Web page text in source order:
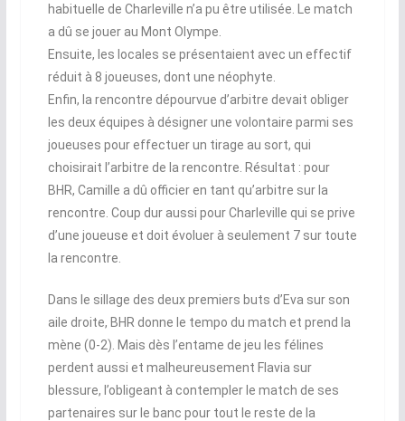
habituelle de Charleville n’a pu être utilisée. Le match
a dû se jouer au Mont Olympe.
Ensuite, les locales se présentaient avec un effectif
réduit à 8 joueuses, dont une néophyte.
Enfin, la rencontre dépourvue d’arbitre devait obliger
les deux équipes à désigner une volontaire parmi ses
joueuses pour effectuer un tirage au sort, qui
choisirait l’arbitre de la rencontre. Résultat : pour
BHR, Camille a dû officier en tant qu’arbitre sur la
rencontre. Coup dur aussi pour Charleville qui se prive
d’une joueuse et doit évoluer à seulement 7 sur toute
la rencontre.
Dans le sillage des deux premiers buts d’Eva sur son
aile droite, BHR donne le tempo du match et prend la
mène (0-2). Mais dès l’entame de jeu les félines
perdent aussi et malheureusement Flavia sur
blessure, l’obligeant à contempler le match de ses
partenaires sur le banc pour tout le reste de la